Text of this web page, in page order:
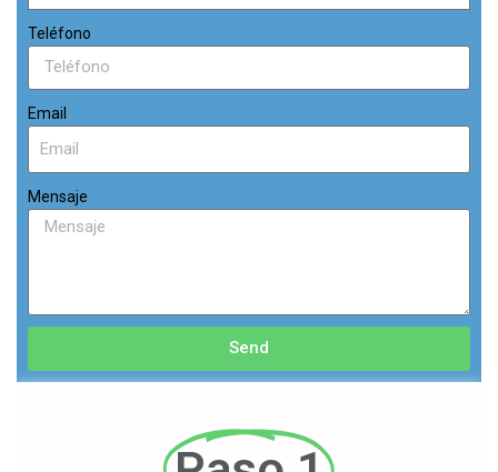
Teléfono
Email
Mensaje
Send